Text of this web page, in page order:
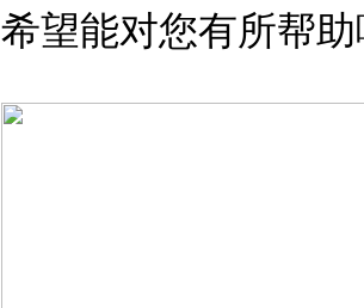
希望能对您有所帮